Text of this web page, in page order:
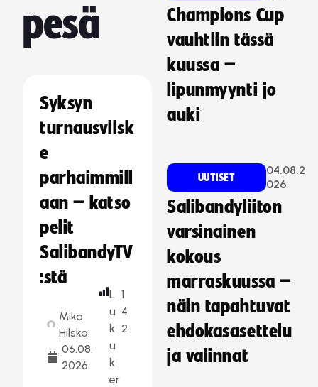
pesä
Syksyn
turnausvilsk
e
parhaimmill
aan – katso
pelit
SalibandyTV
:stä
Mika
Hilska
06.08.
2026
L
u
k
u
k
er
1
4
2
Champions Cup
vauhtiin tässä
kuussa –
lipunmyynti jo
auki
UUTISET
04.08.2
026
Salibandyliiton
varsinainen
kokous
marraskuussa –
näin tapahtuvat
ehdokasasettelu
ja valinnat